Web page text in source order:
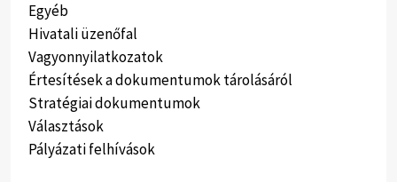
Egyéb
Hivatali üzenőfal
Vagyonnyilatkozatok
Értesítések a dokumentumok tárolásáról
Stratégiai dokumentumok
Választások
Pályázati felhívások